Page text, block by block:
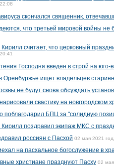
скончался священник,
что третьей мировой войны не
Кирилл считает, что церковный
Господня введен в строй на юго-
Оренбуржье ищет владельцев
не будут снова обсуждать
свастику на новгородском
поблагодарил БПЦ за "солидную
Кирилл поздравил экипаж МКС с
россиян с Пасхой 02 мая 2021
на пасхальное богослужение в
христиане празднуют Пасху 02